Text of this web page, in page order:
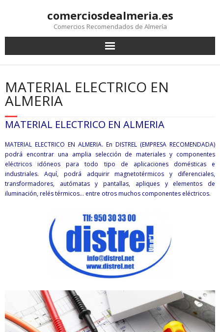
comerciosdealmeria.es
Comercios Recomendados de Almería
MATERIAL ELECTRICO EN
ALMERIA
MATERIAL ELECTRICO EN ALMERIA
MATERIAL ELECTRICO EN ALMERIA. En DISTREL (EMPRESA RECOMENDADA)
podrá encontrar una amplia selección de materiales y componentes
eléctricos idóneos para todo tipo de aplicaciones domésticas e
industriales. Aquí, podrá adquirir magnetotérmicos y diferenciales,
transformadores, autómatas y pantallas, apliques y elementos de
iluminación, relés térmicos… entre otros muchos componentes eléctricos.